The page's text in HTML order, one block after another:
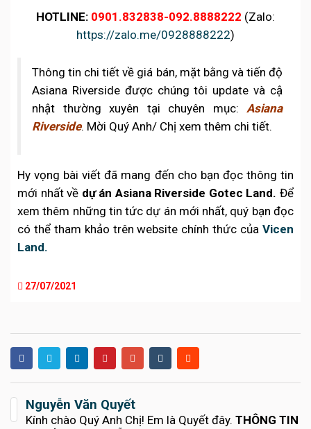
HOTLINE: 0901.832838-092.8888222 (Zalo:
https://zalo.me/0928888222)
Thông tin chi tiết về giá bán, mặt bằng và tiến độ
Asiana Riverside được chúng tôi update và cậ
nhật thường xuyên tại chuyên mục: Asiana
Riverside. Mời Quý Anh/ Chị xem thêm chi tiết.
Hy vọng bài viết đã mang đến cho bạn đọc thông tin
mới nhất về dự án Asiana Riverside Gotec Land. Để
xem thêm những tin tức dự án mới nhất, quý bạn đọc
có thể tham khảo trên website chính thức của Vicen
Land.
27/07/2021
Nguyễn Văn Quyết
Kính chào Quý Anh Chị! Em là Quyết đây. THÔNG TIN